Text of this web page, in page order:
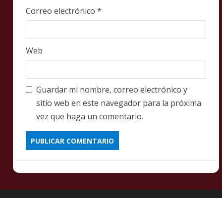
Correo electrónico *
Web
Guardar mi nombre, correo electrónico y
sitio web en este navegador para la próxima
vez que haga un comentario.